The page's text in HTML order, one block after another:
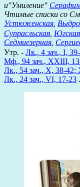
и"Умиление"
Чтимые списки со
Устюженская
Супрасльская Югская
Седмиезерная
Утр. - Лк., 4 зач., I,
Мф., 94 зач., XXIII,
Лк., 54 зач., X, 38-42;
Лк., 24 зач., VI, 17-23 .